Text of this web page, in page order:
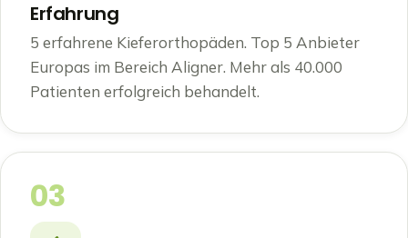
Erfahrung
5 erfahrene Kieferorthopäden. Top 5 Anbieter
Europas im Bereich Aligner. Mehr als 40.000
Patienten erfolgreich behandelt.
03